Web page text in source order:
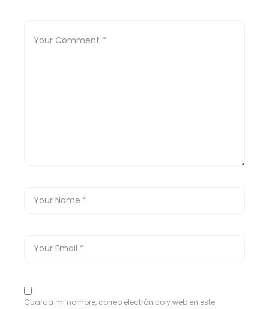
Guarda mi nombre, correo electrónico y web en este